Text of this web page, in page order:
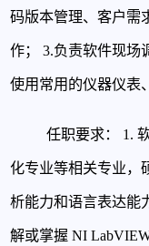
码版本管理、客户需
作；3.负责软件现场
使用常用的仪器仪表
任职要求： 1.
化专业等相关专业，
析能力和语言表达能
解或掌握 NI